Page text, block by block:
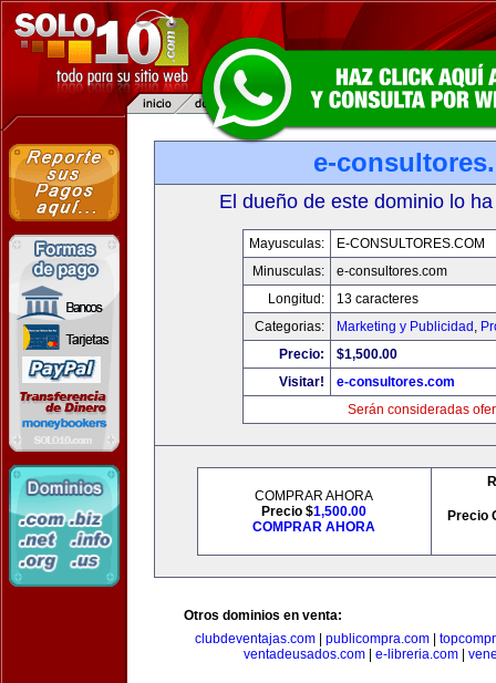
e-
El dueño de este dominio lo
Mayusculas:
E-CONSULTORES.COM
Minusculas:
e-consultores.com
Longitud:
13 caracteres
Categorias:
Marketing y Publicidad ,
Precio:
$1,500.00
Visitar!
e-consultores.com
Serán consideradas
COMPRAR AHORA
Precio $1,500.00
COMPRAR AHORA
Precio
Otros dominios en venta:
clubdeventajas.com
publicompra.com
ventadeusados.com| e-libreria.com|